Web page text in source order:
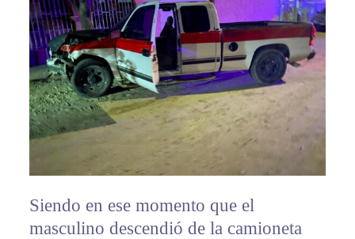
Siendo en ese momento que el
masculino descendió de la camioneta